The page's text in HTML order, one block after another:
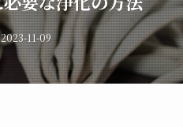
2023-11-09